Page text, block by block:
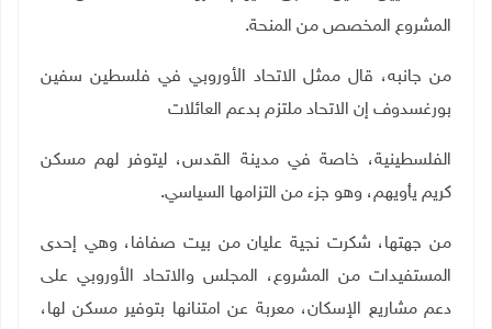
المشروع المخصص من المنحة.
من جانبه، قال ممثل الاتحاد الأوروبي في فلسطين سفين
بورغسدوف إن الاتحاد ملتزم بدعم العائلات
الفلسطينية، خاصة في مدينة القدس، ليتوفر لهم مسكن
كريم يأويهم، وهو جزء من التزامها السياسي.
من جهتها، شكرت نجية عليان من بيت صفافا، وهي إحدى
المستفيدات من المشروع، المجلس والاتحاد الأوروبي على
دعم مشاريع الإسكان، معربة عن امتنانها بتوفير مسكن لها،